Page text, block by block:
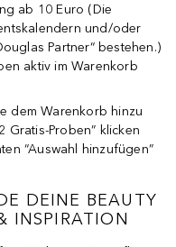
ab 10 Euro (Die
und/oder
Partner“ bestehen.)
aktiv im Warenkorb
dem Warenkorb hinzu
Gratis-Proben” klicken
“Auswahl hinzufügen”
DEINE BEAUTY
INSPIRATION